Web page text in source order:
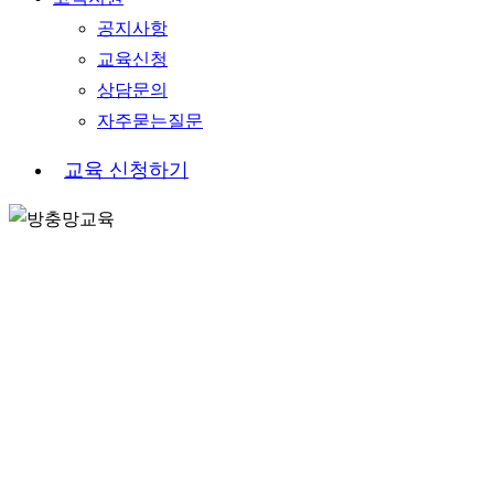
공지사항
교육신청
상담문의
자주묻는질문
교육 신청하기